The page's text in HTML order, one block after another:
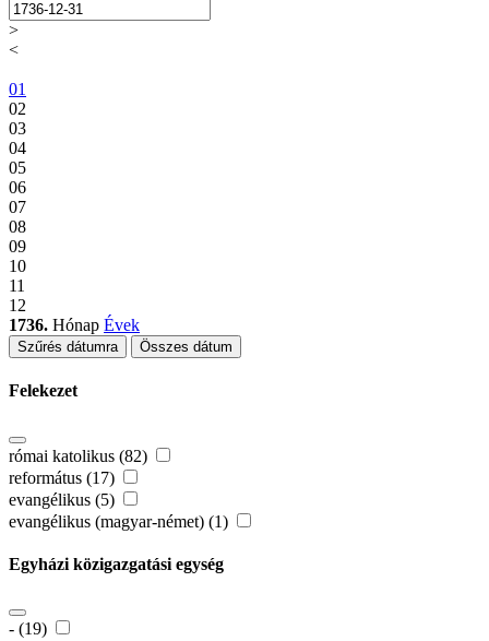
>
<
01
02
03
04
05
06
07
08
09
10
11
12
1736. Hónap Évek
Szűrés dátumra Összes dátum
Felekezet
római katolikus (82)
református (17)
evangélikus (5)
evangélikus (magyar-német) (1)
Egyházi közigazgatási egység
- (19)